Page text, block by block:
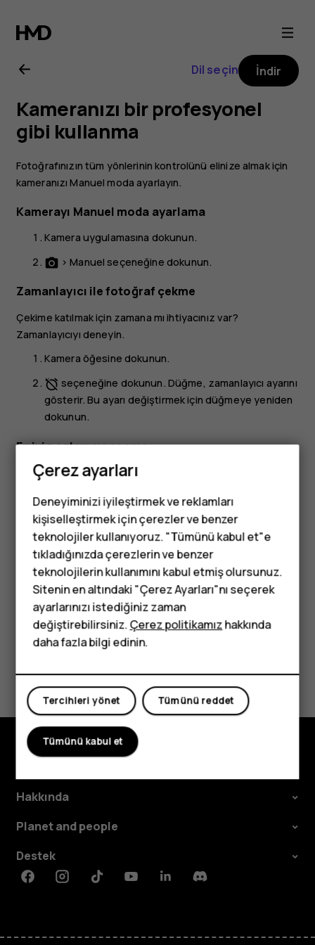
Nokia
3
kullanıcı
kılavuzu
Tuşlu telefonlar
Çocuklar için
telefonlar
Dil seçin İndir
Kameranızı bir profesyonel
gibi kullanma
Fotoğrafınızın tüm yönlerinin kontrolünü elinize almak için
kameranızı Manuel moda ayarlayın.
Kamerayı Manuel moda ayarlama
Kamera uygulamasına dokunun.
photo_camera >Manuel seçeneğine dokunun.
Zamanlayıcı ile fotoğraf çekme
Çekime katılmak için zamana mı ihtiyacınız var?
Zamanlayıcıyı deneyin.
Kamera öğesine dokunun.
alarm_off seçeneğine dokunun. Düğme, zamanlayıcı ayarını
gösterir. Bu ayarı değiştirmek için düğmeye yeniden
dokunun.
En iyi pozlamayı seçme
Pozlama ayarlarını değiştirmek için, Manuel modda
Yüksek kaliteli fotoğraflar çekme
Kamera uygulamasındamenu>Çözünürlüköğesine dokunun
ve istediğiniz çözünürlüğe ayarlayın.
Evet Hayır
Hakkında
Planet and people
Destek
FacebookInstagramTiktokYoutubeLinkedinDiscord
Çerez ayarları
Deneyiminizi iyileştirmek ve reklamları
kişiselleştirmek için çerezler ve benzer
teknolojiler kullanıyoruz. "Tümünü kabul et"e
tıkladığınızda çerezlerin ve benzer
teknolojilerin kullanımını kabul etmiş olursunuz.
Sitenin en altındaki "Çerez Ayarları"nı seçerek
ayarlarınızı istediğiniz zaman
değiştirebilirsiniz.Çerez politikamızhakkında
daha fazla bilgi edinin.
Tümünü reddet
Tercihleri yönet
Tümünü kabul et